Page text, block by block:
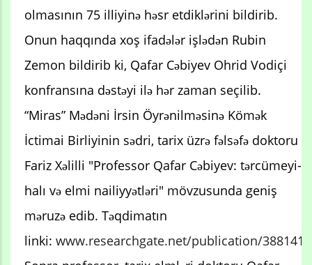
olmasının 75 illiyinə həsr etdiklərini bildirib.
Onun haqqında xoş ifadələr işlədən Rubin
Zemon bildirib ki, Qafar Cəbiyev Ohrid Vodiçi
konfransına dəstəyi ilə hər zaman seçilib.
“Miras” Mədəni İrsin Öyrənilməsinə Kömək
İctimai Birliyinin sədri, tarix üzrə fəlsəfə doktoru
Fariz Xəlilli "Professor Qafar Cəbiyev: tərcümeyi-
halı və elmi nailiyyətləri" mövzusunda geniş
məruzə edib. Təqdimatın
linki: www.researchgate.net/publication/